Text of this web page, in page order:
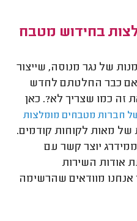
בחידוש מטבח
של נגר מנוסה, שייצור
כבר החלטתם לחדש
כמו שצריך לא?. כאן
חברות מטבחים מומלצות
של מאות לקוחות קודמים.
יוצר קשר עם
אודות השירות
אנחנו מוודאים שהרשימה